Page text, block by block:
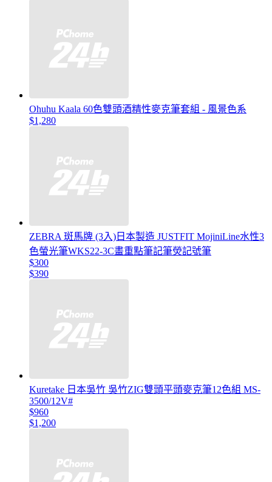
Ohuhu Kaala 60色雙頭酒精性麥克筆套組 - 風景色系
$1,280
ZEBRA 斑馬牌 (3入)日本製造 JUSTFIT MojiniLine水性3
色螢光筆WKS22-3C畫重點筆記筆熒記號筆
$300
$390
Kuretake 日本吳竹 吳竹ZIG雙頭平頭麥克筆12色組 MS-
3500/12V#
$960
$1,200